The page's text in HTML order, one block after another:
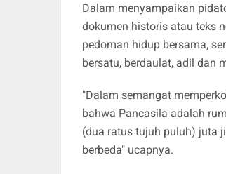
Dalam menyampaikan
dokumen historis atau teks
pedoman hidup bersama,
bersatu, berdaulat, adil dan
"Dalam semangat
bahwa Pancasila adalah
(dua ratus tujuh puluh) juta
berbeda" ucapnya.